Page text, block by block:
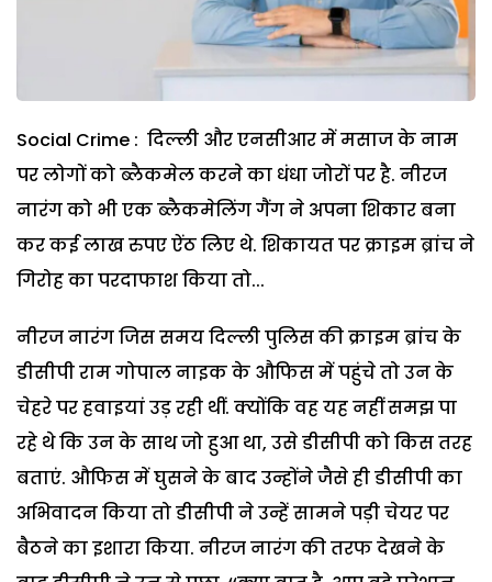
Social Crime : दिल्ली और एनसीआर में मसाज के नाम
पर लोगों को ब्लैकमेल करने का धंधा जोरों पर है. नीरज
नारंग को भी एक ब्लैकमेलिंग गैंग ने अपना शिकार बना
कर कई लाख रुपए ऐंठ लिए थे. शिकायत पर क्राइम ब्रांच ने
गिरोह का परदाफाश किया तो...
नीरज नारंग जिस समय दिल्ली पुलिस की क्राइम ब्रांच के
डीसीपी राम गोपाल नाइक के औफिस में पहुंचे तो उन के
चेहरे पर हवाइयां उड़ रही थीं. क्योंकि वह यह नहीं समझ पा
रहे थे कि उन के साथ जो हुआ था, उसे डीसीपी को किस तरह
बताएं. औफिस में घुसने के बाद उन्होंने जैसे ही डीसीपी का
अभिवादन किया तो डीसीपी ने उन्हें सामने पड़ी चेयर पर
बैठने का इशारा किया. नीरज नारंग की तरफ देखने के